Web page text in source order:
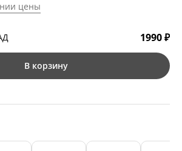
цены
1990 ₽
В корзину